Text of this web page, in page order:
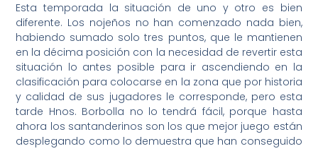
Esta temporada la situación de uno y otro es bien
diferente. Los nojeños no han comenzado nada bien,
habiendo sumado solo tres puntos, que le mantienen
en la décima posición con la necesidad de revertir esta
situación lo antes posible para ir ascendiendo en la
clasificación para colocarse en la zona que por historia
y calidad de sus jugadores le corresponde, pero esta
tarde Hnos. Borbolla no lo tendrá fácil, porque hasta
ahora los santanderinos son los que mejor juego están
desplegando como lo demuestra que han conseguido